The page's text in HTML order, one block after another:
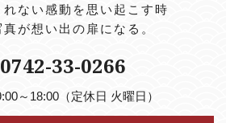
ない感動を思い起こす時
が想い出の扉になる。
0742-33-0266
～18:00（定休日 火曜日）